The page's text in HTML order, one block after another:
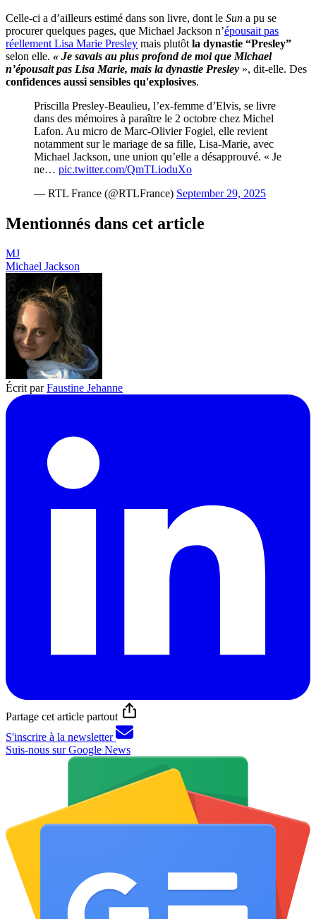
Celle-ci a d’ailleurs estimé dans son livre, dont le Sun a pu se
procurer quelques pages, que Michael Jackson n’épousait pas
réellement Lisa Marie Presley mais plutôt la dynastie “Presley”
selon elle. « Je savais au plus profond de moi que Michael
n’épousait pas Lisa Marie, mais la dynastie Presley », dit-elle. Des
confidences aussi sensibles qu'explosives.
Priscilla Presley-Beaulieu, l’ex-femme d’Elvis, se livre
dans des mémoires à paraître le 2 octobre chez Michel
Lafon. Au micro de Marc-Olivier Fogiel, elle revient
notamment sur le mariage de sa fille, Lisa-Marie, avec
Michael Jackson, une union qu’elle a désapprouvé. « Je
ne… pic.twitter.com/QmTLioduXo
— RTL France (@RTLFrance) September 29, 2025
Mentionnés dans cet article
MJ
Michael Jackson
Écrit parFaustine Jehanne
Partage cet article partout
S'inscrire à la newsletter
Suis-nous sur Google News